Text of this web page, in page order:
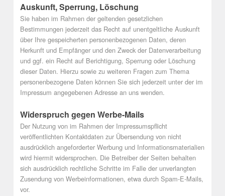
Auskunft, Sperrung, Löschung
Sie haben im Rahmen der geltenden gesetzlichen
Bestimmungen jederzeit das Recht auf unentgeltliche Auskunft
über Ihre gespeicherten personenbezogenen Daten, deren
Herkunft und Empfänger und den Zweck der Datenverarbeitung
und ggf. ein Recht auf Berichtigung, Sperrung oder Löschung
dieser Daten. Hierzu sowie zu weiteren Fragen zum Thema
personenbezogene Daten können Sie sich jederzeit unter der im
Impressum angegebenen Adresse an uns wenden.
Widerspruch gegen Werbe-Mails
Der Nutzung von im Rahmen der Impressumspflicht
veröffentlichten Kontaktdaten zur Übersendung von nicht
ausdrücklich angeforderter Werbung und Informationsmaterialien
wird hiermit widersprochen. Die Betreiber der Seiten behalten
sich ausdrücklich rechtliche Schritte im Falle der unverlangten
Zusendung von Werbeinformationen, etwa durch Spam-E-Mails,
vor.